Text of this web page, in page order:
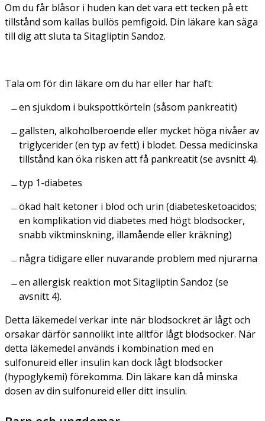
Om du får blåsor i huden kan det vara ett tecken på ett
tillstånd som kallas bullös pemfigoid. Din läkare kan säga
till dig att sluta ta Sitagliptin Sandoz.
Tala om för din läkare om du har eller har haft:
en sjukdom i bukspottkörteln (såsom pankreatit)
gallsten, alkoholberoende eller mycket höga nivåer av
triglycerider (en typ av fett) i blodet. Dessa medicinska
tillstånd kan öka risken att få pankreatit (se avsnitt 4).
typ 1-diabetes
ökad halt ketoner i blod och urin (diabetesketoacidos;
en komplikation vid diabetes med högt blodsocker,
snabb viktminskning, illamående eller kräkning)
några tidigare eller nuvarande problem med njurarna
en allergisk reaktion mot Sitagliptin Sandoz (se
avsnitt 4).
Detta läkemedel verkar inte när blodsockret är lågt och
orsakar därför sannolikt inte alltför lågt blodsocker. När
detta läkemedel används i kombination med en
sulfonureid eller insulin kan dock lågt blodsocker
(hypoglykemi) förekomma. Din läkare kan då minska
dosen av din sulfonureid eller ditt insulin.